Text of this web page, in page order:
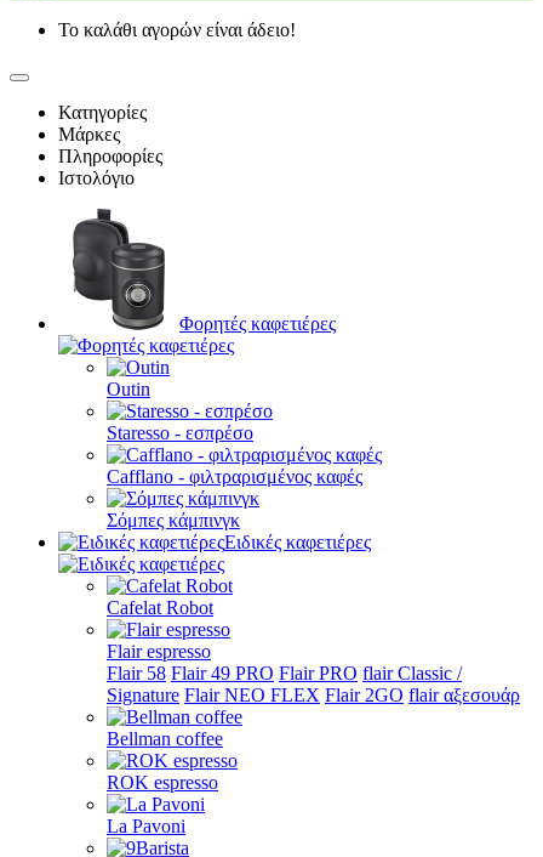
Το καλάθι αγορών είναι άδειο!
Κατηγορίες
Μάρκες
Πληροφορίες
Ιστολόγιο
Φορητές καφετιέρες
Outin
Staresso - εσπρέσο
Cafflano - φιλτραρισμένος καφές
Σόμπες κάμπινγκ
Ειδικές καφετιέρες
Cafelat Robot
Flair espresso
Flair 58 Flair 49 PRO Flair PRO flair Classic /
Signature Flair NEO FLEX Flair 2GO flair αξεσουάρ
Bellman coffee
ROK espresso
La Pavoni